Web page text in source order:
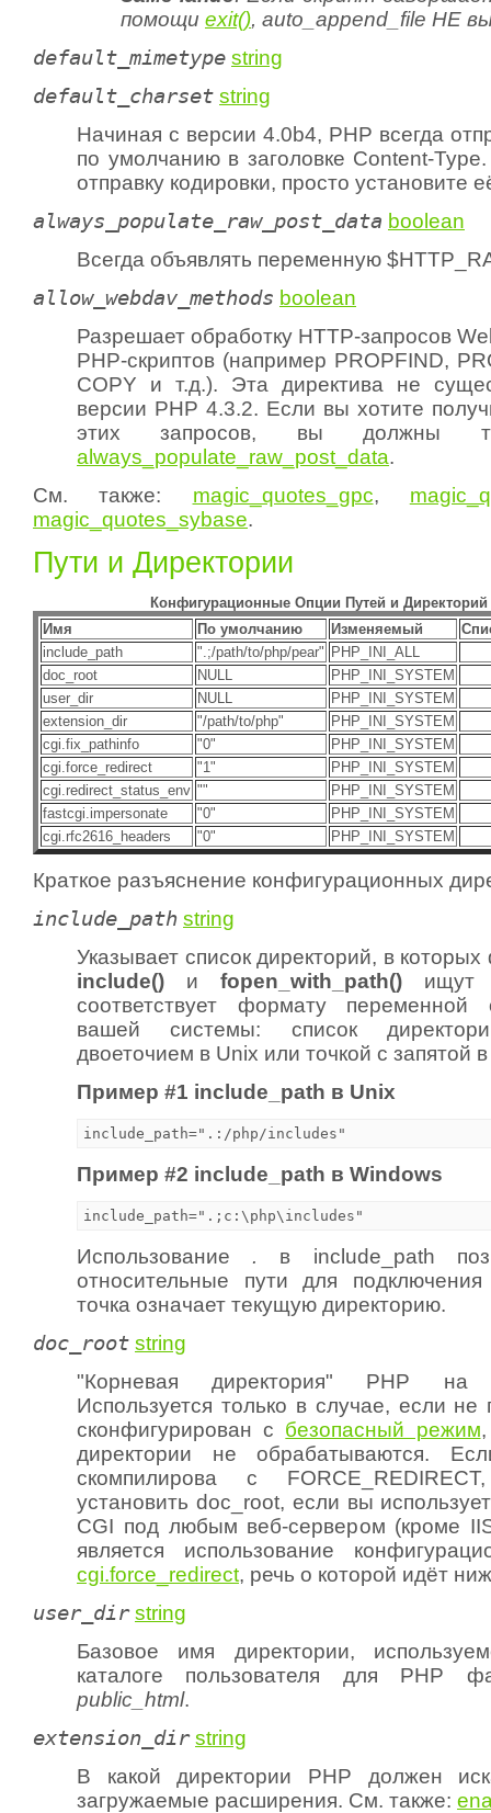
помощи exit(), auto_append_file НЕ
default_mimetype string
default_charset string
Начиная с версии 4.0b4, PHP всегда
по умолчанию в заголовке Content-
отправку кодировки, просто установите
always_populate_raw_post_data boolean
Всегда объявлять переменную
allow_webdav_methods boolean
Разрешает обработку HTTP-запросов
PHP-скриптов (например PROPFIND,
COPY и т.д.). Эта директива не
версии PHP 4.3.2. Если вы хотите
этих запросов, вы должны
always_populate_raw_post_data.
См. также: magic_quotes_gpc,
magic_quotes_sybase.
Пути и Директории
Конфигурационные Опции Путей и Директорий
Имя
По умолчанию Изменяемый
include_path
".;/path/to/php/pear" PHP_INI_ALL
doc_root
NULL
PHP_INI_SYSTEM
user_dir
NULL
PHP_INI_SYSTEM
extension_dir
"/path/to/php"
PHP_INI_SYSTEM
cgi.fix_pathinfo
"0"
PHP_INI_SYSTEM
cgi.force_redirect
"1"
PHP_INI_SYSTEM
cgi.redirect_status_env ""
PHP_INI_SYSTEM
fastcgi.impersonate
"0"
PHP_INI_SYSTEM
cgi.rfc2616_headers
"0" PHP_INI_SYSTEM
Краткое разъяснение конфигурационных
include_path string
Указывает список директорий, в
include() и fopen_with_path() ищут
соответствует формату
вашей системы: список
двоеточием в Unix или точкой с запятой
Пример #1 include_path в Unix
Пример #2 include_path в Windows
Использование .
в include_path
относительные пути для
точка означает текущую директорию.
doc_root string
"Корневая директория" PHP на
Используется только в случае, если не
сконфигурирован с безопасный режим
директории не обрабатываются.
скомпилирова с
установить doc_root, если вы
CGI под любым веб-сервером (кроме
является использование
cgi.force_redirect, речь о которой идёт
user_dir string
Базовое имя директории,
каталоге пользователя для PHP
public_html.
extension_dir string
В какой директории PHP должен
загружаемые расширения. См. также: